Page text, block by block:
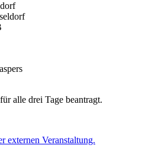
alle drei Tage beantragt.
externen Veranstaltung.